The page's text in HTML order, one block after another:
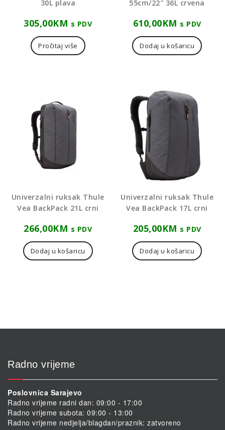
30L plava
305,00KM s PDV
Pročitaj više
55cm/22″ 36L crvena
610,00KM s PDV
Dodaj u košaricu
Univerzalni ruksak Thule
Vea BackPack 21L crni
266,00KM s PDV
Dodaj u košaricu
Univerzalni ruksak Thule
Vea BackPack 17L crni
205,00KM s PDV
Dodaj u košaricu
Radno vrijeme
Poslovnica Sarajevo
Radno vrijeme radni dan: 09:00 - 17:00
Radno vrijeme subota: 09:00 - 13:00
Radno vrijeme nedjelja/blagdan/praznik: zatvoreno